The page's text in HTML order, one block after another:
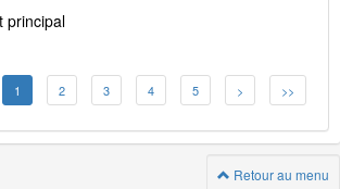
principal
1 2 3 4 5 > >>
Retour au menu